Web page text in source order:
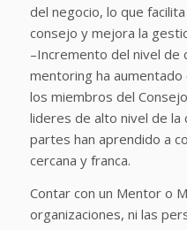
del negocio, lo que
consejo y mejora la
–Incremento del nivel de
mentoring ha
los miembros del
lideres de alto nivel de la
partes han aprendido a
cercana y franca.
Contar con un Mentor o
organizaciones, ni las